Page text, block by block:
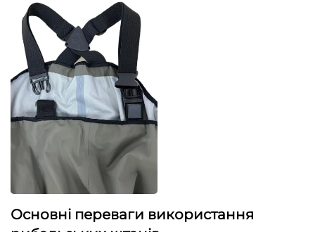
Основні переваги використання